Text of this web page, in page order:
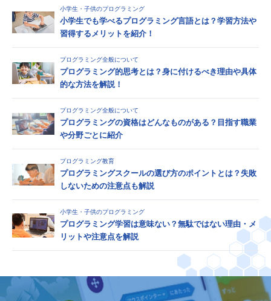
小学生・子供のプログラミング
小学生でも学べるプログラミング言語とは？学習方法や
習得するメリットを紹介！
プログラミング全般について
プログラミング的思考とは？身に付けるべき理由や具体
的な方法を解説！
プログラミング全般について
プログラミングの資格はどんなものがある？目指す職業
や分野ごとに紹介
プログラミング教育
プログラミングスクールの選び方のポイントとは？失敗
しないための注意点も解説
小学生・子供のプログラミング
プログラミング学習は意味ない？無駄ではない理由・メ
リットや注意点を解説